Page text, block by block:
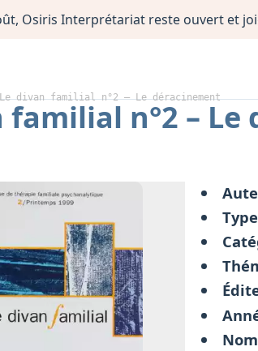
Osiris Interprétariat reste ouvert et
Le divan familial n°2 – Le déracinement
familial n°2 –